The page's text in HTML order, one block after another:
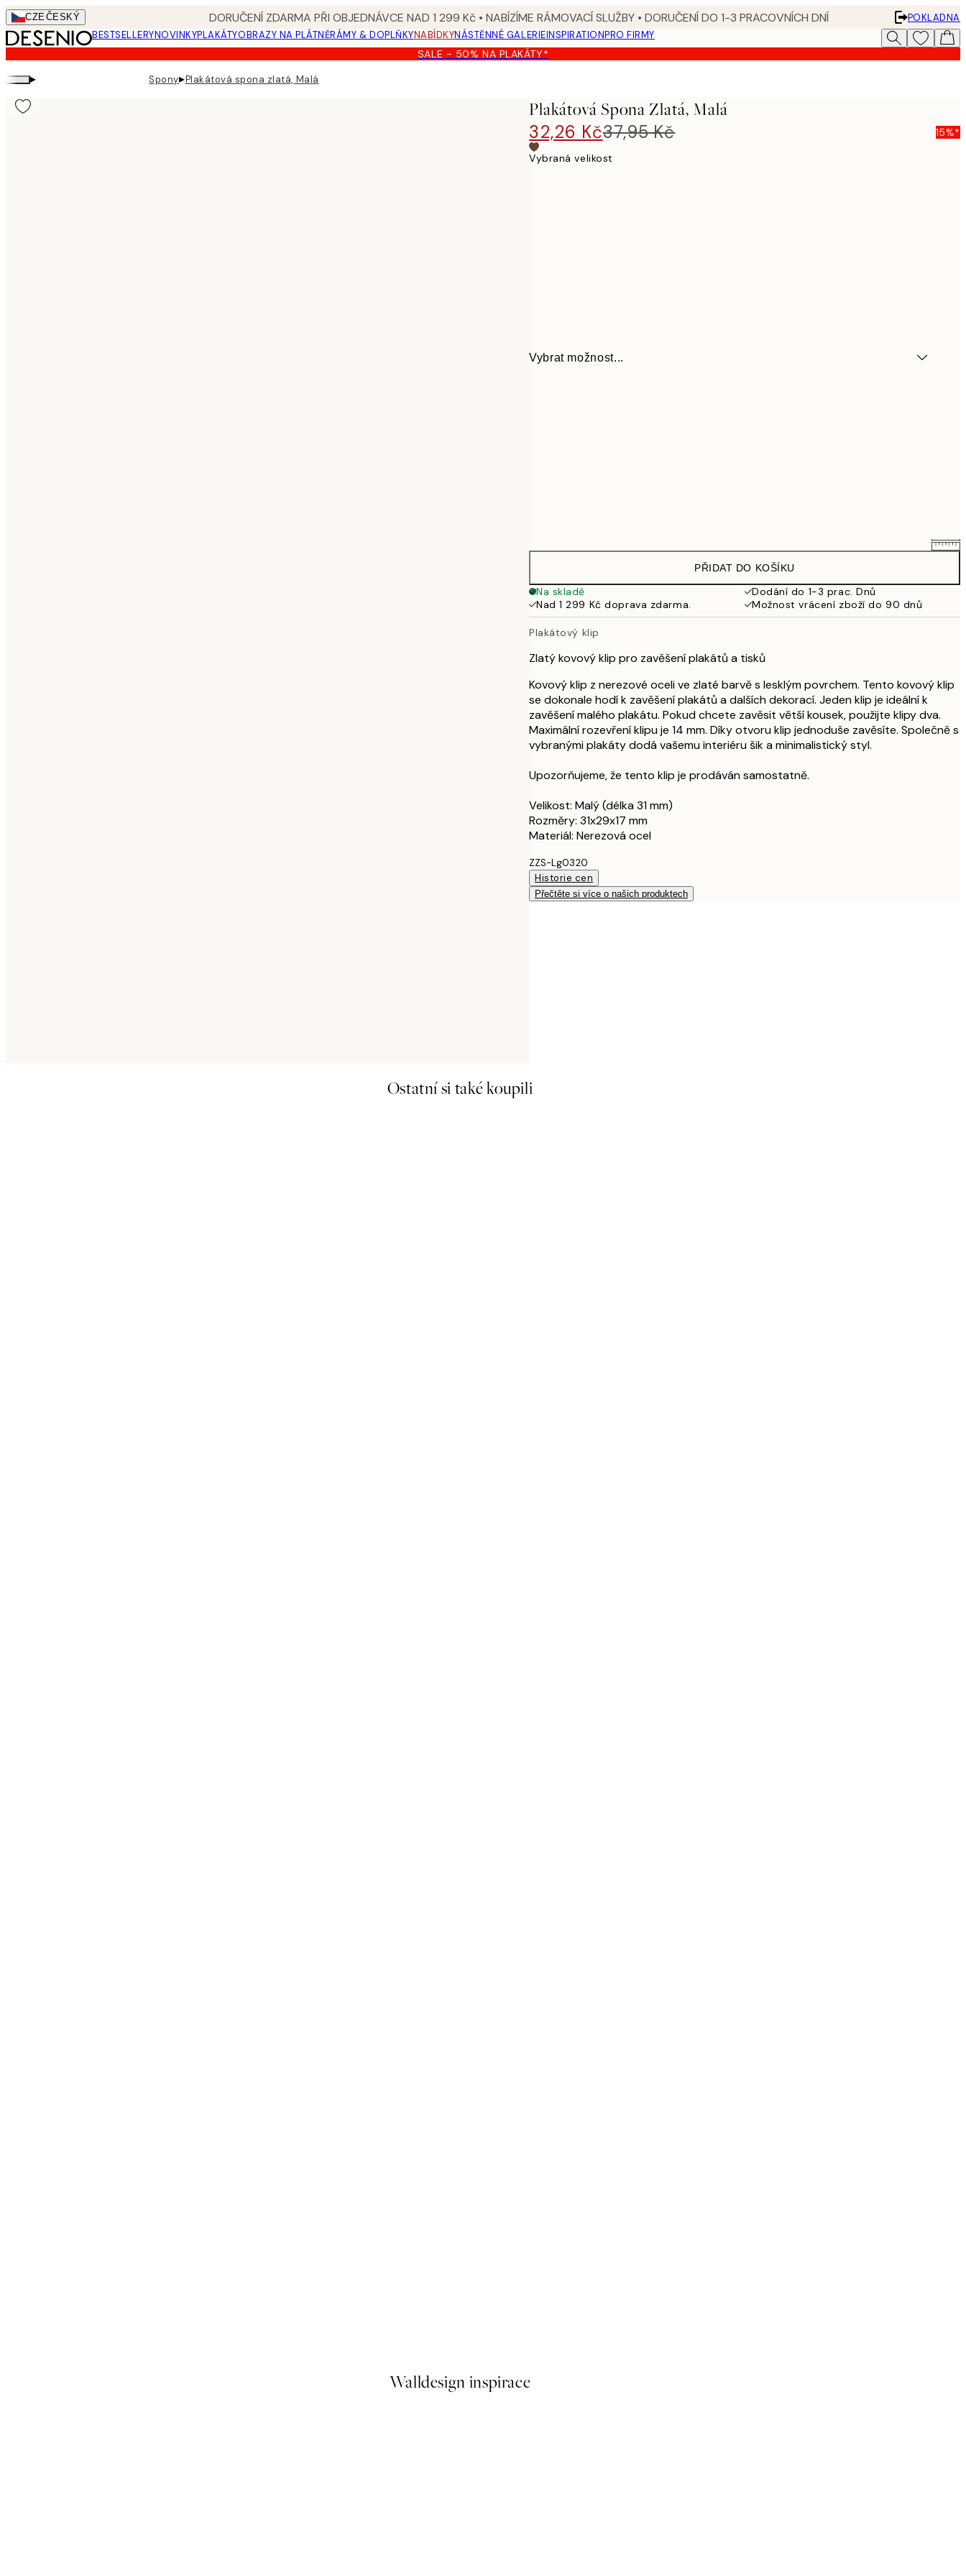
Skip
to
main
content.
CZEČESKÝ DORUČENÍ ZDARMA PŘI OBJEDNÁVCE NAD 1 299 Kč • NABÍZÍME RÁMOVACÍ SLUŽBY • DORUČENÍ DO 1-3 PRACOVNÍCH DNÍ
POKLADNA
BESTSELLERYNOVINKYPLAKÁTYOBRAZY NA PLÁTNĚRÁMY & DOPLŇKYNABÍDKYNÁSTĚNNÉ GALERIEINSPIRATIONPRO FIRMY
SALE - 50% NA PLAKÁTY*
▸ Spony▸Plakátová spona zlatá, Malá
Plakátová Spona Zlatá, Malá
32,26 Kč37,95 Kč 15%*
Vybraná velikost
Vybrat možnost...
37,95 Kč
Střední 46,71 Kč
54,95 Kč
PŘIDAT DO KOŠÍKU
Na skladě
Dodání do 1-3 prac. Dnů
Nad 1 299 Kč doprava zdarma.
Možnost vrácení zboží do 90 dnů
Plakátový klip
Zlatý kovový klip pro zavěšení plakátů a tisků
Kovový klip z nerezové oceli ve zlaté barvě s lesklým povrchem. Tento kovový klip
se dokonale hodí k zavěšení plakátů a dalších dekorací. Jeden klip je ideální k
zavěšení malého plakátu. Pokud chcete zavěsit větší kousek, použijte klipy dva.
Maximální rozevření klipu je 14 mm. Díky otvoru klip jednoduše zavěsíte. Společně s
vybranými plakáty dodá vašemu interiéru šik a minimalistický styl.
Upozorňujeme, že tento klip je prodáván samostatně.
Velikost: Malý (délka 31 mm)
Rozměry: 31x29x17 mm
Materiál: Nerezová ocel
ZZS-Lg0320
Historie cen
Přečtěte si více o našich produktech
Ostatní si také koupili
Walldesign inspirace